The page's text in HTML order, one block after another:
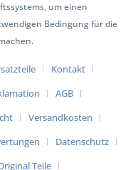
um einen
Bedingung für die
Kontakt
AGB
Versandkosten
Datenschutz
Teile